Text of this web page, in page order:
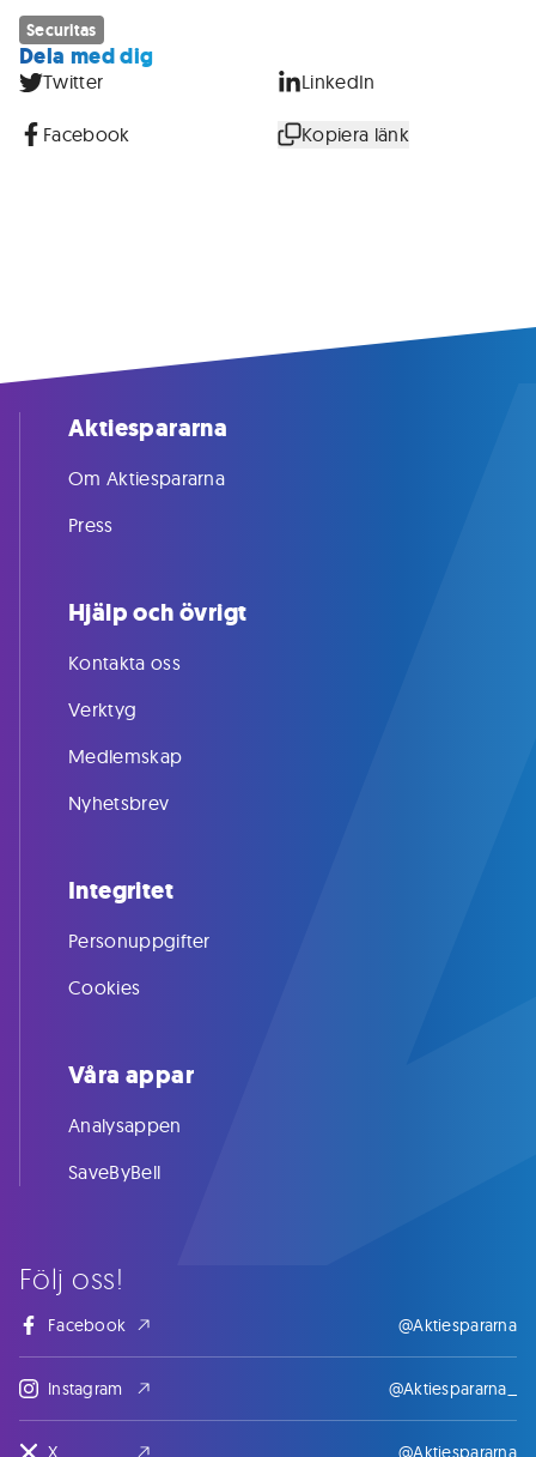
Securitas
Dela med dig
Twitter LinkedIn
Facebook Kopiera länk
Följ oss!
Facebook @Aktiespararna
Instagram @Aktiespararna_
X @Aktiespararna
Aktiespararna
Om Aktiespararna
Press
Hjälp och övrigt
Kontakta oss
Verktyg
Medlemskap
Nyhetsbrev
Integritet
Personuppgifter
Cookies
Våra appar
Analysappen
SaveByBell